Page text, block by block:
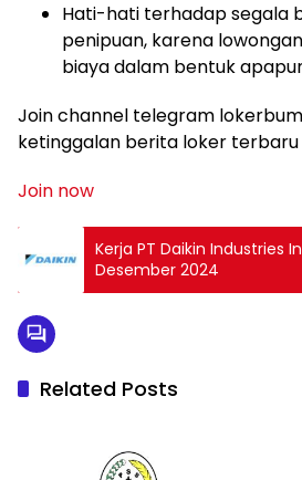
Hati-hati terhadap segala
penipuan, karena
biaya dalam bentuk
Join channel telegram
ketinggalan berita loker terbaru
Join now
Kerja PT Daikin Industries
Desember 2024
Related Posts